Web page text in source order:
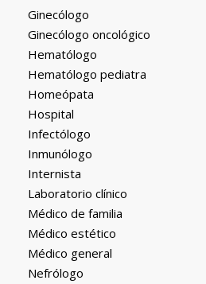
Ginecólogo
Ginecólogo oncológico
Hematólogo
Hematólogo pediatra
Homeópata
Hospital
Infectólogo
Inmunólogo
Internista
Laboratorio clínico
Médico de familia
Médico estético
Médico general
Nefrólogo